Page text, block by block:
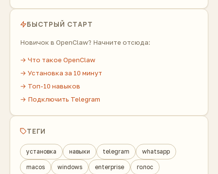
БЫСТРЫЙ СТАРТ
Новичок в OpenClaw? Начните отсюда:
→ Что такое OpenClaw
→ Установка за 10 минут
→ Топ-10 навыков
→ Подключить Telegram
ТЕГИ
установка навыки telegram whatsapp
macos windows enterprise голос